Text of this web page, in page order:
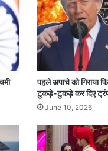
पहले अपाचे को गिराया
टुकड़े-टुकड़े कर दिए
June 10, 2026